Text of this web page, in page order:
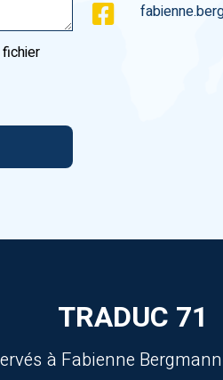
TRADUC 71
à Fabienne